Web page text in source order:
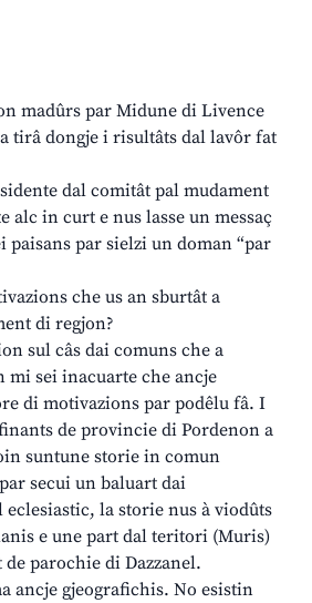
madûrs par Midune di Livence
tirâ dongje i risultâts dal lavôr fat
dal comitât pal mudament
alc in curt e nus lasse un messaç
paisans par sielzi un doman “par
che us an sburtât a
di regjon?
sul câs dai comuns che a
mi sei inacuarte che ancje
di motivazions par podêlu fâ. I
de provincie di Pordenon a
suntune storie in comun
secui un baluart dai
la storie nus à viodûts
e une part dal teritori (Muris)
parochie di Dazzanel.
ancje gjeografichis. No esistin